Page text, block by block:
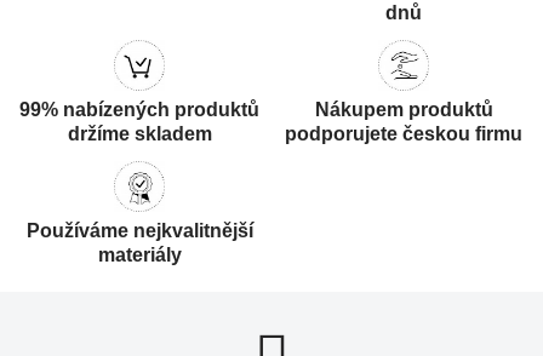
dnů
99% nabízených produktů
držíme skladem
Nákupem produktů
podporujete českou firmu
Používáme nejkvalitnější
materiály